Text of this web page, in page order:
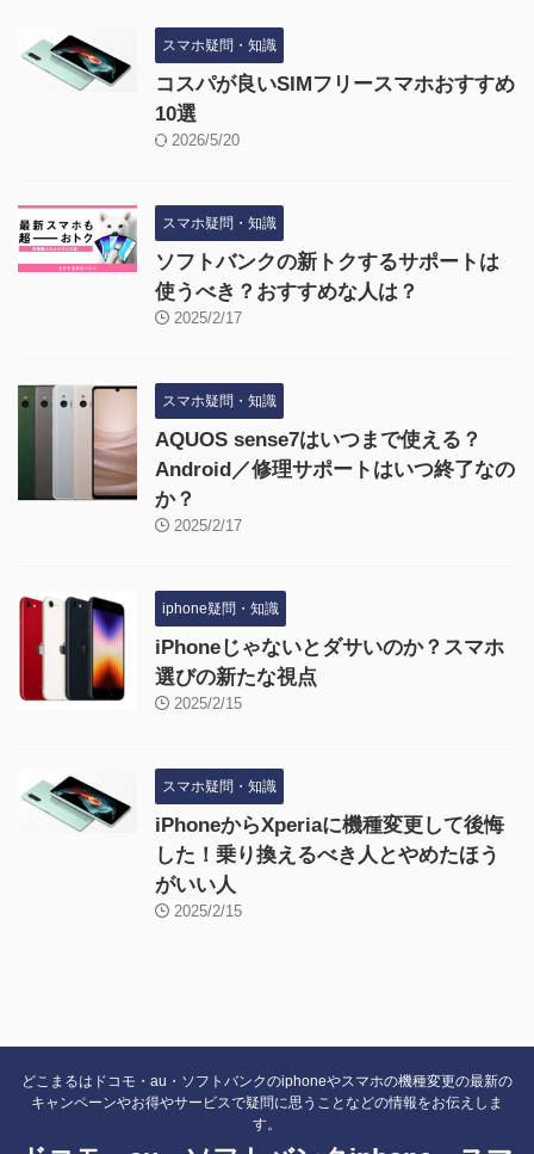
スマホ疑問・知識
コスパが良いSIMフリースマホおすすめ
10選
2026/5/20
スマホ疑問・知識
ソフトバンクの新トクするサポートは
使うべき？おすすめな人は？
2025/2/17
スマホ疑問・知識
AQUOS sense7はいつまで使える？
Android／修理サポートはいつ終了なの
か？
2025/2/17
iphone疑問・知識
iPhoneじゃないとダサいのか？スマホ
選びの新たな視点
2025/2/15
スマホ疑問・知識
iPhoneからXperiaに機種変更して後悔
した！乗り換えるべき人とやめたほう
がいい人
2025/2/15
どこまるはドコモ・au・ソフトバンクのiphoneやスマホの機種変更の最新の
キャンペーンやお得やサービスで疑問に思うことなどの情報をお伝えしま
す。